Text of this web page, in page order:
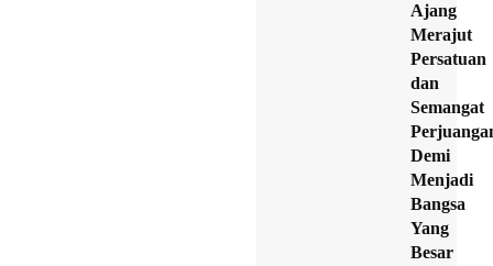
Ajang
Merajut
Persatuan
dan
Semangat
Demi
Menjadi
Bangsa
Yang
Besar